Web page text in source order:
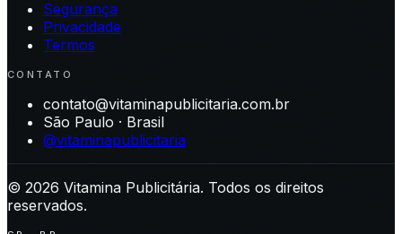
Segurança
Privacidade
Termos
CONTATO
contato@vitaminapublicitaria.com.br
São Paulo · Brasil
@vitaminapublicitaria
© 2026 Vitamina Publicitária. Todos os direitos
reservados.